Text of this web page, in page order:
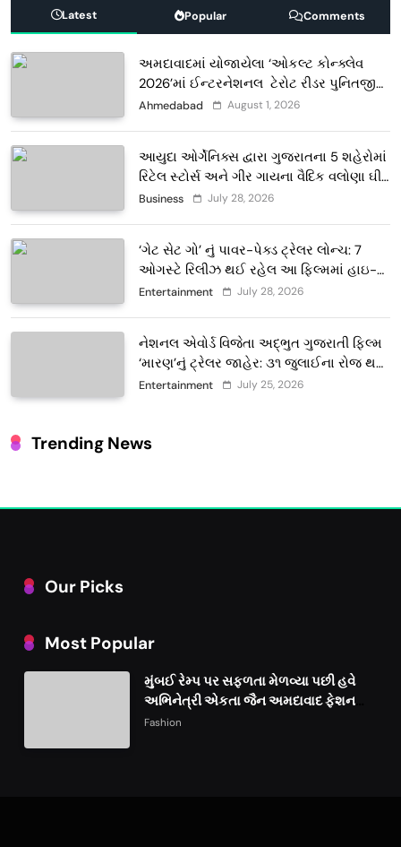
Latest Popular Comments
અમદાવાદમાં યોજાયેલા ‘ઓકલ્ટ કોન્ક્લેવ
2026’માં ઈન્ટરનેશનલ ટેરોટ રીડર પુનિતજી
લુલ્લા એ ટેરોટ કાર્ડ રીડિંગ અંગે માહિતી આપી
Ahmedabad August 1, 2026
આયુદા ઓર્ગેનિક્સ દ્વારા ગુજરાતના 5 શહેરોમાં
રિટેલ સ્ટોર્સ અને ગીર ગાયના વૈદિક વલોણા ઘી-
દૂધની શુદ્ધ સેવાઓ સાથે વ્યાપક વિસ્તરણ
Business July 28, 2026
‘ગેટ સેટ ગો’ નું પાવર-પેક્ડ ટ્રેલર લોન્ચ: 7
ઓગસ્ટે રિલીઝ થઈ રહેલ આ ફિલ્મમાં હાઇ-
ટેક VFX જોવા મળશે
Entertainment July 28, 2026
નેશનલ એવોર્ડ વિજેતા અદ્ભુત ગુજરાતી ફિલ્મ
‘મારણ’નું ટ્રેલર જાહેર: ૩૧ જુલાઈના રોજ થશે
થિયેટરોમાં રિલીઝ
Entertainment July 25, 2026
Trending News
Our Picks
Most Popular
મુંબઈ રેમ્પ પર સફળતા મેળવ્યા પછી હવે
અભિનેત્રી એકતા જૈન અમદાવાદ ફેશન
વીકમાં પોતાની પ્રતિભા પ્રદર્શિત કરશે
Fashion